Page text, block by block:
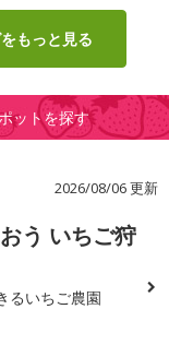
もっと見る
ットを探す
2026/08/06 更新
う いちご狩
るいちご農園